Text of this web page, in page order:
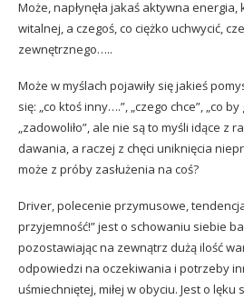
Może, napłynęła jakaś aktywna
witalnej, a czegoś, co ciężko uchwycić,
zewnętrznego…..
Może w myślach pojawiły się jakieś
się: „co ktoś inny….”, „czego chce”, „co by
„zadowoliło”, ale nie są to myśli idące z
dawania, a raczej z chęci uniknięcia
może z próby zasłużenia na coś?
Driver, polecenie przymusowe,
przyjemność!” jest o schowaniu siebie
pozostawiając na zewnątrz dużą ilość
odpowiedzi na oczekiwania i potrzeby
uśmiechniętej, miłej w obyciu. Jest o lęku